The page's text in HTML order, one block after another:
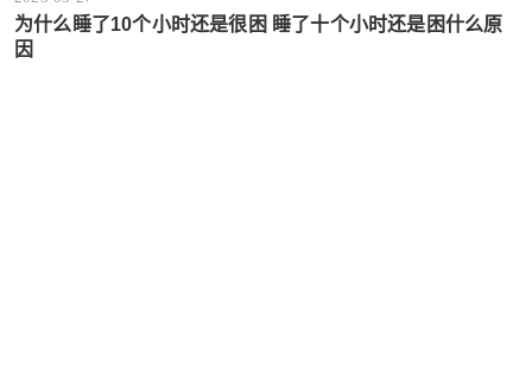
为什么睡了10个小时还是很困 睡了十个小时还是困什么原
因